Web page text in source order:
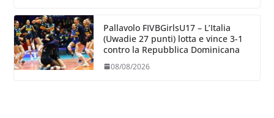
Pallavolo FIVBGirlsU17 – L’Italia
(Uwadie 27 punti) lotta e vince 3-1
contro la Repubblica Dominicana
08/08/2026